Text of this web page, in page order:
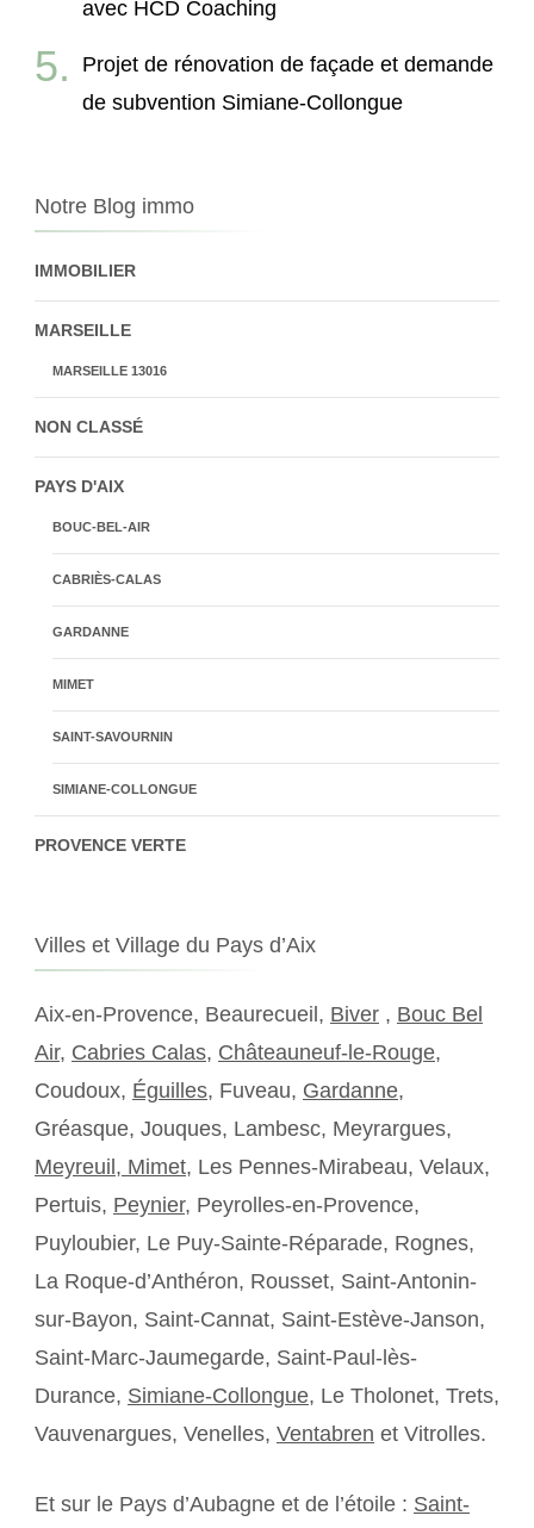
avec HCD Coaching
Projet de rénovation de façade et demande
de subvention Simiane-Collongue
Notre Blog immo
IMMOBILIER
MARSEILLE
MARSEILLE 13016
NON CLASSÉ
PAYS D'AIX
BOUC-BEL-AIR
CABRIÈS-CALAS
GARDANNE
MIMET
SAINT-SAVOURNIN
SIMIANE-COLLONGUE
PROVENCE VERTE
Villes et Village du Pays d’Aix
Aix-en-Provence, Beaurecueil, Biver , Bouc Bel
Air, Cabries Calas, Châteauneuf-le-Rouge,
Coudoux, Éguilles, Fuveau, Gardanne,
Gréasque, Jouques, Lambesc, Meyrargues,
Meyreuil, Mimet, Les Pennes-Mirabeau, Velaux,
Pertuis, Peynier, Peyrolles-en-Provence,
Puyloubier, Le Puy-Sainte-Réparade, Rognes,
La Roque-d’Anthéron, Rousset, Saint-Antonin-
sur-Bayon, Saint-Cannat, Saint-Estève-Janson,
Saint-Marc-Jaumegarde, Saint-Paul-lès-
Durance, Simiane-Collongue, Le Tholonet, Trets,
Vauvenargues, Venelles, Ventabren et Vitrolles.
Et sur le Pays d’Aubagne et de l’étoile : Saint-